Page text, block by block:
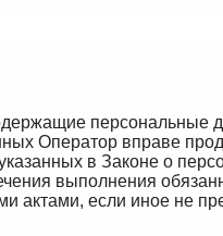
персональные
Оператор вправе
в Законе о
выполнения
актами, если иное не